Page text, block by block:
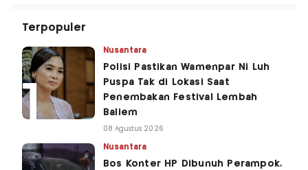
Terpopuler
Nusantara
Polisi Pastikan Wamenpar Ni Luh
Puspa Tak di Lokasi Saat
Penembakan Festival Lembah
Baliem
08 Agustus 2026
Nusantara
Bos Konter HP Dibunuh Perampok,